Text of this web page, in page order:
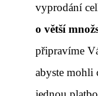
vyprodání
o větší
připravíme
abyste mohli